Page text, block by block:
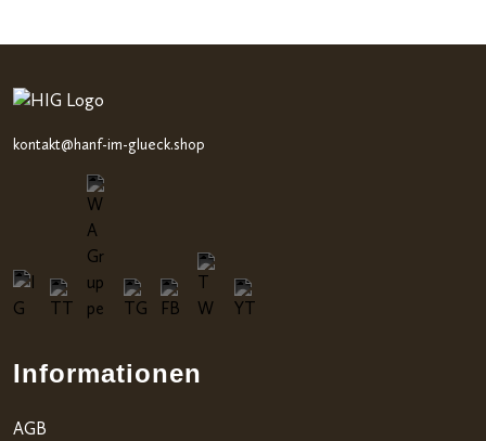
kontakt@hanf-im-glueck.shop
Informationen
AGB